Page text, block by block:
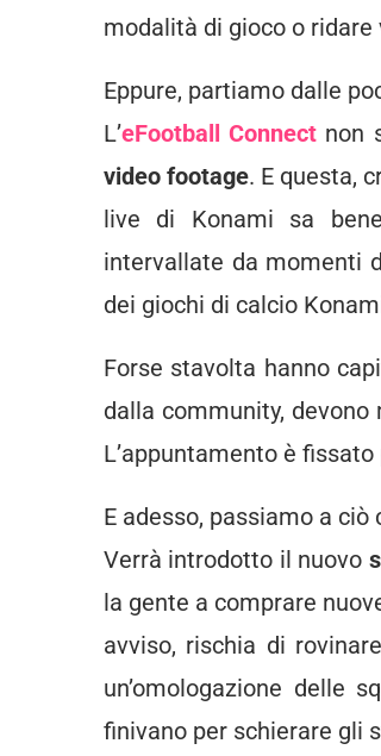
modalità di gioco o ridare
Eppure, partiamo dalle
L’eFootball Connect non
video footage. E questa,
live di Konami sa
intervallate da momenti
dei giochi di calcio
Forse stavolta hanno
dalla community, devono
L’appuntamento è
E adesso, passiamo a
Verrà introdotto il nuovo
la gente a comprare
avviso, rischia di
un’omologazione delle
finivano per schierare gli